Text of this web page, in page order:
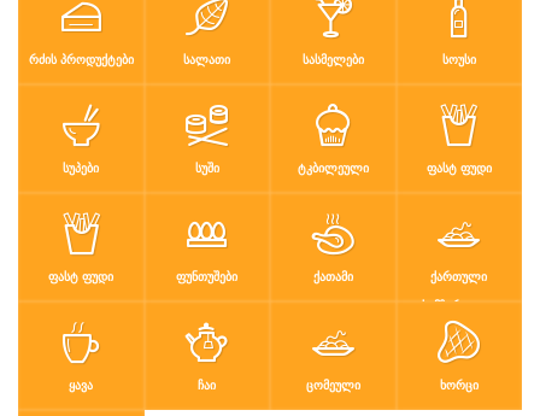
ᲠᲫᲘᲡ ᲞᲠᲝᲓᲣᲥᲢᲔᲑᲘ ᲡᲐᲚᲐᲗᲘ ᲡᲐᲡᲛᲔᲚᲔᲑᲘ ᲡᲝᲣᲡᲘ
ᲡᲣᲞᲔᲑᲘ ᲡᲣᲨᲘ ᲢᲙᲑᲘᲚᲔᲣᲚᲘ ᲤᲐᲡᲢ ᲤᲣᲓᲘ
ᲤᲐᲡᲢ ᲤᲣᲓᲘ ᲤᲣᲜᲗᲣᲨᲔᲑᲘ ᲥᲐᲗᲐᲛᲘ
ᲥᲐᲠᲗᲣᲚᲘ
ᲡᲐᲛᲖᲐᲠᲔᲣᲚᲝ
ᲧᲐᲕᲐ ᲩᲐᲘ ᲪᲝᲛᲔᲣᲚᲘ ᲮᲝᲠᲪᲘ